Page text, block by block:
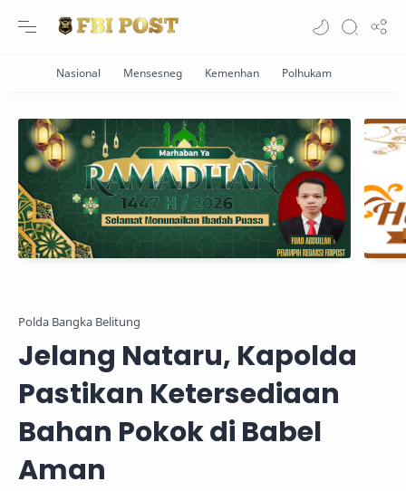
Polda Bangka Belitung
Jelang Nataru, Kapolda
Pastikan Ketersediaan
Bahan Pokok di Babel
Aman